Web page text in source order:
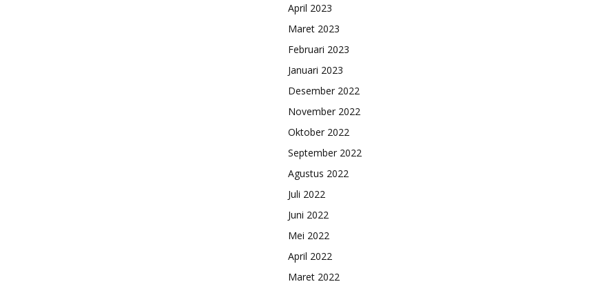
April 2023
Maret 2023
Februari 2023
Januari 2023
Desember 2022
November 2022
Oktober 2022
September 2022
Agustus 2022
Juli 2022
Juni 2022
Mei 2022
April 2022
Maret 2022